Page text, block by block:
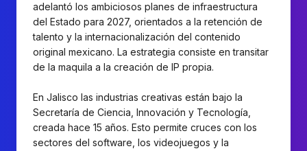
adelantó los ambiciosos planes de infraestructura
del Estado para 2027, orientados a la retención de
talento y la internacionalización del contenido
original mexicano. La estrategia consiste en transitar
de la maquila a la creación de IP propia.
En Jalisco las industrias creativas están bajo la
Secretaría de Ciencia, Innovación y Tecnología,
creada hace 15 años. Esto permite cruces con los
sectores del software, los videojuegos y la